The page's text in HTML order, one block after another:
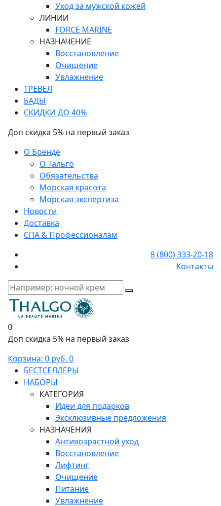
Уход за мужской кожей
ЛИНИИ
FORCE MARINE
НАЗНАЧЕНИЕ
Восстановление
Очищение
Увлажнение
ТРЕВЕЛ
БАДЫ
СКИДКИ ДО 40%
Доп скидка 5% на первый заказ
О Бренде
О Тальго
Обязательства
Морская красота
Морская экспертиза
Новости
Доставка
СПА & Профессионалам
8 (800) 333-20-18
Контакты
0
Доп скидка 5% на первый заказ
Корзина: 0 руб. 0
БЕСТСЕЛЛЕРЫ
НАБОРЫ
КАТЕГОРИЯ
Идеи для подарков
Эксклюзивные предложения
НАЗНАЧЕНИЯ
Антивозрастной уход
Восстановление
Лифтинг
Очищение
Питание
Увлажнение